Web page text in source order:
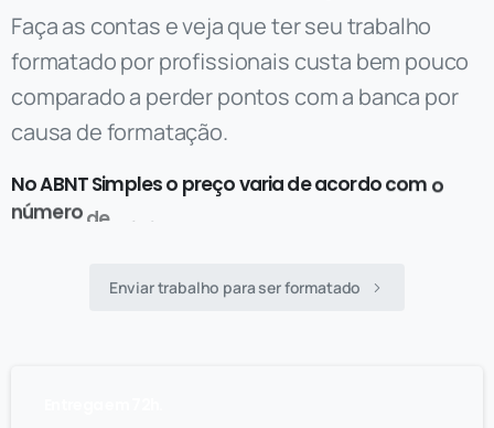
Faça as contas e veja que ter seu trabalho
formatado por profissionais custa bem pouco
comparado a perder pontos com a banca por
causa de formatação.
NoABNTSimpleso preçovariadeacordocom o
número de
Enviar trabalho para ser formatado